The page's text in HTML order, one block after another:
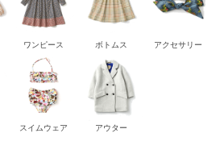
ワンピース ボトムス アクセサリー
スイムウェア アウター